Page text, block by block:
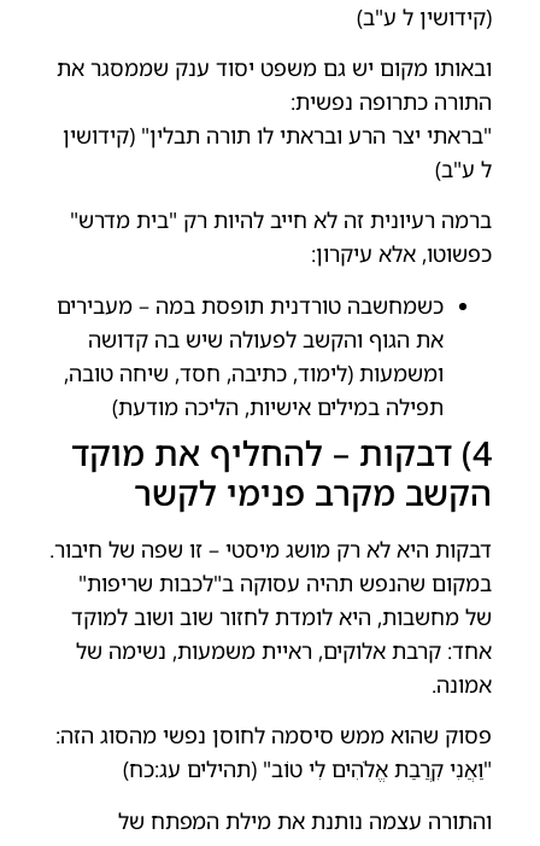
(קידושין ל ע"ב)
ובאותו מקום יש גם משפט יסוד ענק שממסגר את
התורה כתרופה נפשית:
"בראתי יצר הרע ובראתי לו תורה תבלין" (קידושין
ל ע"ב)
ברמה רעיונית זה לא חייב להיות רק "בית מדרש"
כפשוטו, אלא עיקרון:
כשמחשבה טורדנית תופסת במה – מעבירים
את הגוף והקשב לפעולה שיש בה קדושה
ומשמעות (לימוד, כתיבה, חסד, שיחה טובה,
תפילה במילים אישיות, הליכה מודעת)
4) דבקות – להחליף את מוקד
הקשב מקרב פנימי לקשר
דבקות היא לא רק מושג מיסטי – זו שפה של חיבור.
במקום שהנפש תהיה עסוקה ב"לכבות שריפות"
של מחשבות, היא לומדת לחזור שוב ושוב למוקד
אחד: קרבת אלוקים, ראיית משמעות, נשימה של
אמונה.
פסוק שהוא ממש סיסמה לחוסן נפשי מהסוג הזה:
"וַאֲנִי קִרֲבַת אֱלֹהִים לִי טוֹב" (תהילים עג:כח)
והתורה עצמה נותנת את מילת המפתח של